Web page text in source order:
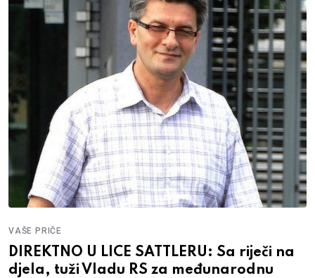
VAŠE PRIČE
DIREKTNO U LICE SATTLERU: Sa riječi na
djela, tuži Vladu RS za međunarodnu